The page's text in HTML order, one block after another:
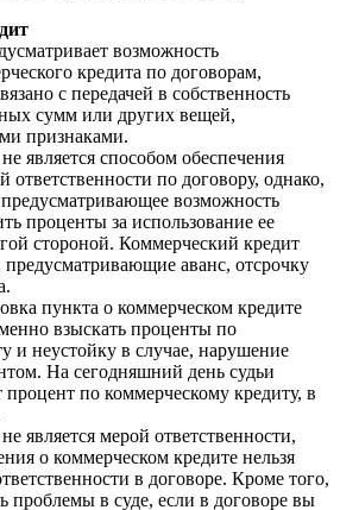
возможность
кредита по договорам,
с передачей в собственность
сумм или других вещей,
признаками.
является способом обеспечения
ответственности по договору, однако,
предусматривающее возможность
проценты за использование ее
стороной. Коммерческий кредит
аванс, отсрочку
пункта о коммерческом кредите
взыскать проценты по
и неустойку в случае, нарушение
На сегодняшний день судьи
по коммерческому кредиту, в
является мерой ответственности,
о коммерческом кредите нельзя
в договоре. Кроме того,
проблемы в суде, если в договоре вы